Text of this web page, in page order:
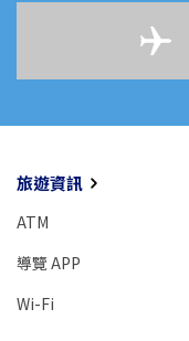
旅遊資訊
ATM
導覽 APP
Wi-Fi